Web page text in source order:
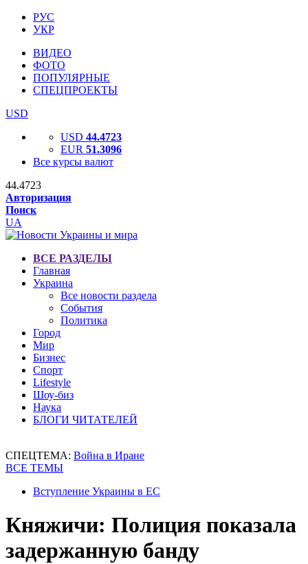
РУС
УКР
ВИДЕО
ФОТО
ПОПУЛЯРНЫЕ
СПЕЦПРОЕКТЫ
USD
USD 44.4723
EUR 51.3096
Все курсы валют
44.4723
Авторизация
Поиск
UA
ВСЕ РАЗДЕЛЫ
Главная
Украина
Все новости раздела
События
Политика
Город
Мир
Бизнес
Спорт
Lifestyle
Шоу-биз
Наука
БЛОГИ ЧИТАТЕЛЕЙ
СПЕЦТЕМА: Война в Иране
ВСЕ ТЕМЫ
Вступление Украины в ЕС
Княжичи: Полиция показала
задержанную банду